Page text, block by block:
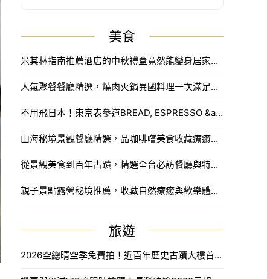
美食
米其林指南推薦酒店的中秋禮盒竟然能變身居家可愛小夜燈，早鳥預購還有優惠。
人氣聚餐餐廳精選，燒肉火鍋異國料理一次滿足味蕾饗宴。
不用飛日本！東京表參道BREAD, ESPRESSO &amp;amp;amp;登陸永康商圈，百年日式老屋打造靜謐美食空間。
山海秘境景觀餐廳精選，品咖啡嚐美食收藏療癒慢旅行
從景觀美食到百年古蹟，精選全台必訪餐廳與特色名店。
親子景點露營秘境推薦，收藏自然療癒與歡樂體驗之旅。
旅遊
2026空總晴空季免費拍！近百年歷史古蹟大樓首度開放，沈浸式光影藝術、星空劇場。